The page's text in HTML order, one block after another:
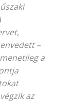
–
a
az